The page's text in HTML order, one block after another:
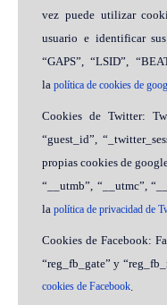
vez puede utilizar
usuario e identificar
“GAPS”, “LSID”,
la política de cookies de
Cookies de Twitter:
“guest_id”,
propias cookies de
“__utmb”, “__utmc”,
la política de privacidad de
Cookies de Facebook:
“reg_fb_gate” y
cookies de Facebook.